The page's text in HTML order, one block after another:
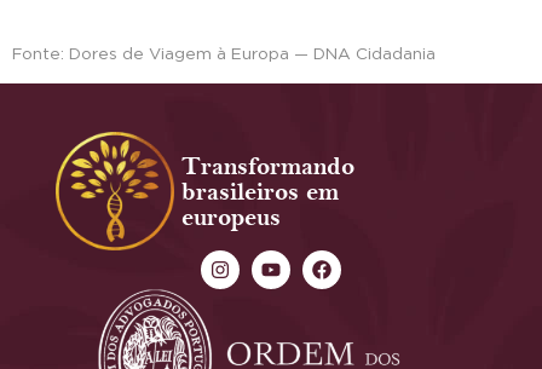
Fonte: Dores de Viagem à Europa — DNA Cidadania
Transformando
brasileiros em
europeus